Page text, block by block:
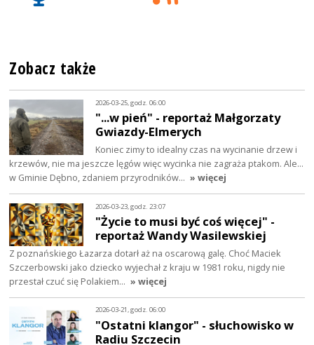
Zobacz także
2026-03-25, godz. 06:00
"...w pień" - reportaż Małgorzaty
Gwiazdy-Elmerych
Koniec zimy to idealny czas na wycinanie drzew i
krzewów, nie ma jeszcze lęgów więc wycinka nie zagraża ptakom. Ale...
w Gminie Dębno, zdaniem przyrodników… » więcej
2026-03-23, godz. 23:07
"Życie to musi być coś więcej" -
reportaż Wandy Wasilewskiej
Z poznańskiego Łazarza dotarł aż na oscarową galę. Choć Maciek
Szczerbowski jako dziecko wyjechał z kraju w 1981 roku, nigdy nie
przestał czuć się Polakiem… » więcej
2026-03-21, godz. 06:00
"Ostatni klangor" - słuchowisko w
Radiu Szczecin